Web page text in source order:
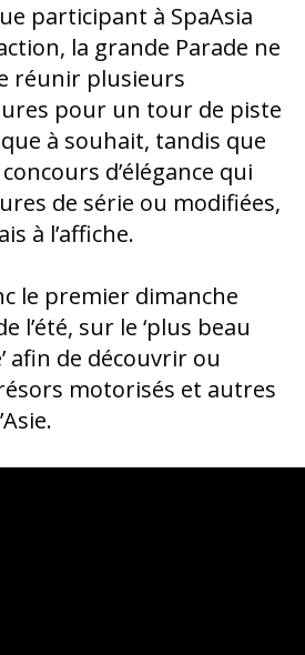
participant à SpaAsia
la grande Parade ne
réunir plusieurs
pour un tour de piste
à souhait, tandis que
concours d’élégance qui
de série ou modifiées,
à l’affiche.
le premier dimanche
l’été, sur le ‘plus beau
afin de découvrir ou
motorisés et autres